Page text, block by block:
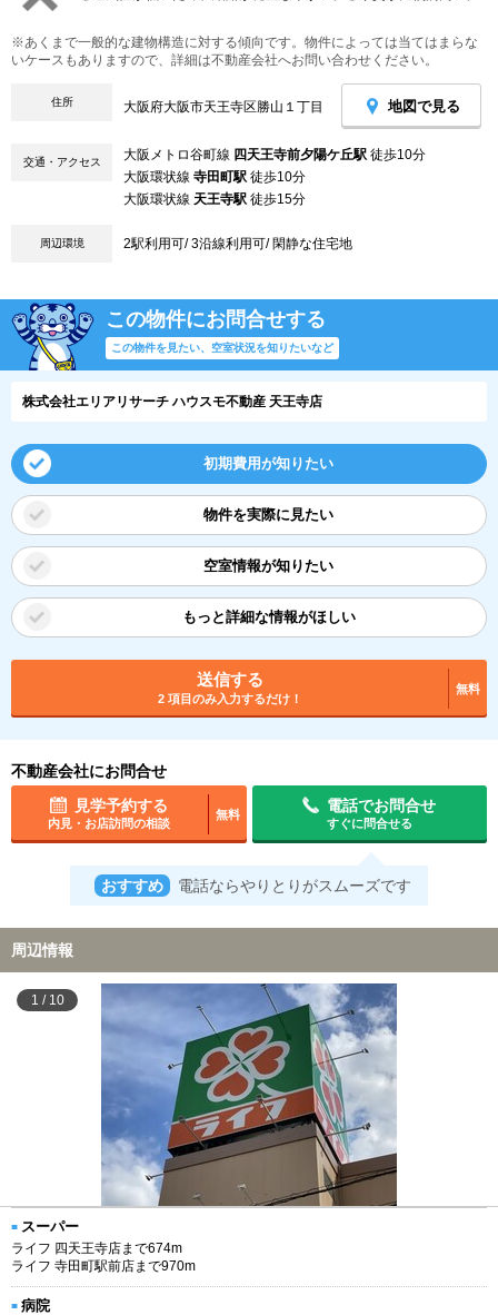
※あくまで一般的な建物構造に対する傾向です。物件によっては当てはまらな
いケースもありますので、詳細は不動産会社へお問い合わせください。
住所 大阪府大阪市天王寺区勝山１丁目 地図で見る
交通・アクセス 大阪メトロ谷町線 四天王寺前夕陽ケ丘駅 徒歩10分
大阪環状線 寺田町駅 徒歩10分
大阪環状線 天王寺駅 徒歩15分
周辺環境 2駅利用可/ 3沿線利用可/ 閑静な住宅地
この物件にお問合せする
この物件を見たい、空室状況を知りたいなど
株式会社エリアリサーチ ハウスモ不動産 天王寺店
初期費用が知りたい
物件を実際に見たい
空室情報が知りたい
もっと詳細な情報がほしい
送信する
2 項目のみ入力するだけ！
無料
不動産会社にお問合せ
見学予約する
内見・お店訪問の相談
無料
電話でお問合せ
すぐに問合せる
おすすめ 電話ならやりとりがスムーズです
周辺情報
1 / 10
スーパー
ライフ 四天王寺店まで674m
ライフ 寺田町駅前店まで970m
病院